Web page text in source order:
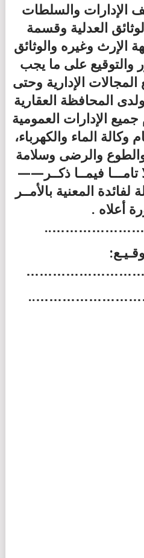
الإدارات والسلطات
العدلية وقسمة
الإرث وغيره والوثائق
والتوقيع على ما يجب
الإدارية وحتى
المحافظة العقارية
جميع الإدارات العمومية
وكالة الماء والكهرباء،
والرضى وسلامة
فيمــا ذكــر——
المعنية بالأمــر
أعلاه .
……………………..